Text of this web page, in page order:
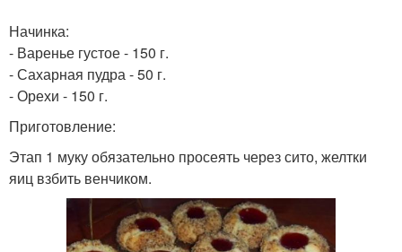
Начинка:
- Варенье густое - 150 г.
- Сахарная пудра - 50 г.
- Орехи - 150 г.
Приготовление:
Этап 1 муку обязательно просеять через сито, желтки
яиц взбить венчиком.